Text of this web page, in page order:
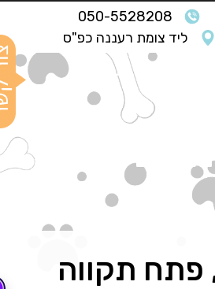
050-5528208
ליד צומת רעננה כפ"ס
אלינה, פתח תקווה
עלינו
פתח תקווה